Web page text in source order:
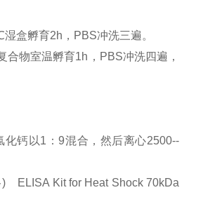
盒孵育2h ， PBS冲洗三遍。
合物室温孵育1h ， PBS冲洗四遍，
化钙以1 ：9混合，然后离心2500--
ELISA Kit for Heat Shock 70kDa